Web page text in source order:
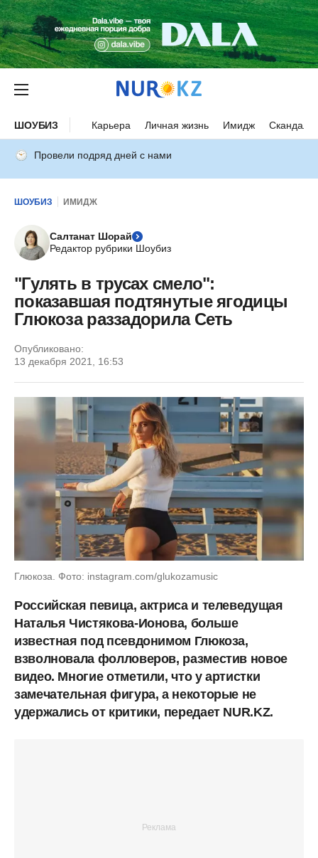
ШОУБИЗ Карьера Личная жизнь Имидж Скандалы
Провели подряд дней с нами
ШОУБИЗ ИМИДЖ
Салтанат Шорай
Редактор рубрики Шоубиз
"Гулять в трусах смело":
показавшая подтянутые ягодицы
Глюкоза раззадорила Сеть
Опубликовано:
13 декабря 2021, 16:53
Глюкоза. Фото: instagram.com/glukozamusic
Российская певица, актриса и телеведущая
Наталья Чистякова-Ионова, больше
известная под псевдонимом Глюкоза,
взволновала фолловеров, разместив новое
видео. Многие отметили, что у артистки
замечательная фигура, а некоторые не
удержались от критики, передает NUR.KZ.